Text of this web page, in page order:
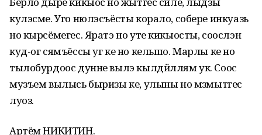
кулэсме. Уго нюлэсъёсты корало, собере инкуазь
но кырсёмегес. Яратэ но уте кикыосты, соослэн
куд-ог сямъёссы уг ке но кельшо. Марлы ке но
тылобурдоос дунне вылэ кылдӥллям ук. Соос
музъем вылысь быризы ке, улыны но мӧзмытгес
луоз.
Артём НИКИТИН.